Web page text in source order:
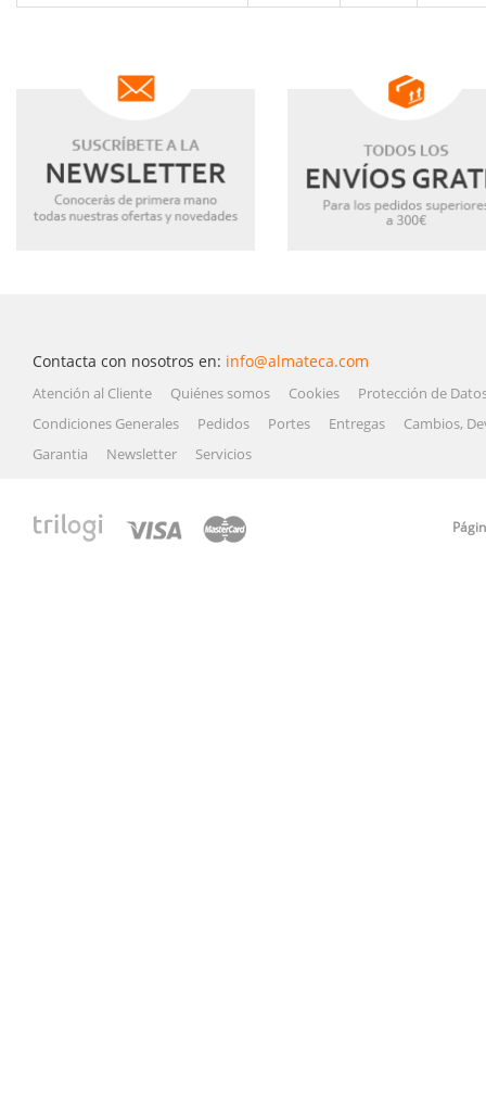
Contacta con nosotros en: info@almateca.com
Atención al Cliente Quiénes somos Cookies
Protección de
Condiciones Generales
Pedidos Portes Entregas
Cambios,
Garantia
Newsletter Servicios